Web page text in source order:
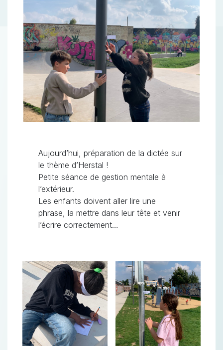
Aujourd’hui, préparation de la dictée sur
le thème d’Herstal !
Petite séance de gestion mentale à
l’extérieur.
Les enfants doivent aller lire une
phrase, la mettre dans leur tête et venir
l’écrire correctement…